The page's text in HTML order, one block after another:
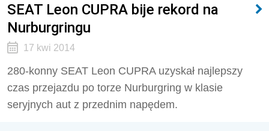
SEAT Leon CUPRA bije rekord na
Nurburgringu
17 kwi 2014
280-konny SEAT Leon CUPRA uzyskał najlepszy
czas przejazdu po torze Nurburgring w klasie
seryjnych aut z przednim napędem.